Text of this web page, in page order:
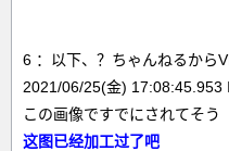
6 ：以下、？ちゃんねるから
2021/06/25(金) 17:08:45.953
この画像ですでにされてそう
这图已经加工过了吧